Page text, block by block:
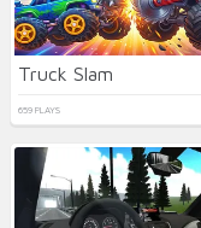
Truck Slam
659 PLAYS